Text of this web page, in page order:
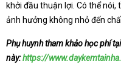
khởi đầu thuận lợi. Có thể
ảnh hưởng không nhỏ đến
Phụ huynh tham khảo học phí
này:https://